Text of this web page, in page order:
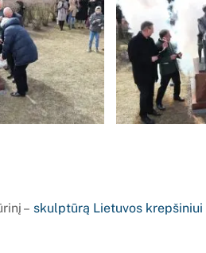
– skulptūrą Lietuvos krepšiniui